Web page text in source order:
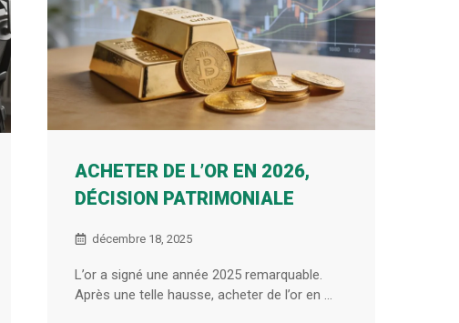
ACHETER DE L’OR EN 2026,
DÉCISION PATRIMONIALE
décembre 18, 2025
L’or a signé une année 2025 remarquable.
Après une telle hausse, acheter de l’or en ...